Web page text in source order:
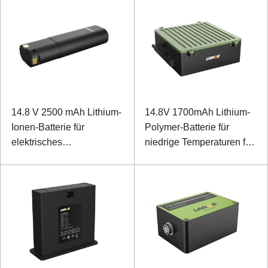
14.8 V 2500 mAh Lithium-
Ionen-Batterie für
elektrisches
14.8V 1700mAh Lithium-
Polymer-Batterie für
niedrige Temperaturen für